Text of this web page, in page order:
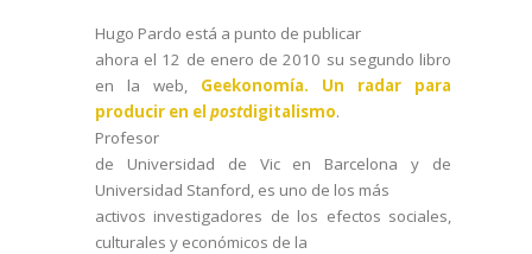
Hugo Pardo está a punto de publicar
ahora el 12 de enero de 2010 su segundo libro
en la web, Geekonomía. Un radar para
producir en el postdigitalismo.
Profesor
de Universidad de Vic en Barcelona y de
Universidad Stanford, es uno de los más
activos investigadores de los efectos sociales,
culturales y económicos de la